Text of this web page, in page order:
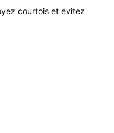
courtois et évitez